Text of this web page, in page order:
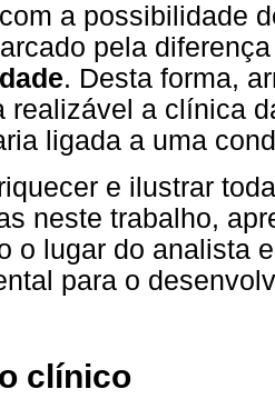
a possibilidade
pela
. Desta forma,
realizável a clínica
ligada a uma
e ilustrar
neste trabalho,
o lugar do analista
para o
clínico